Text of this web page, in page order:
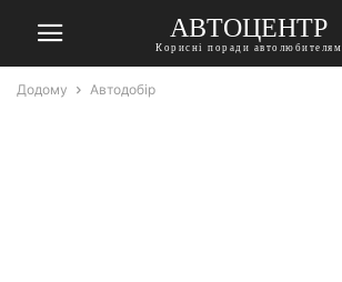
АВТОЦЕНТР
Корисні поради автолюбителям
Додому Автодобір